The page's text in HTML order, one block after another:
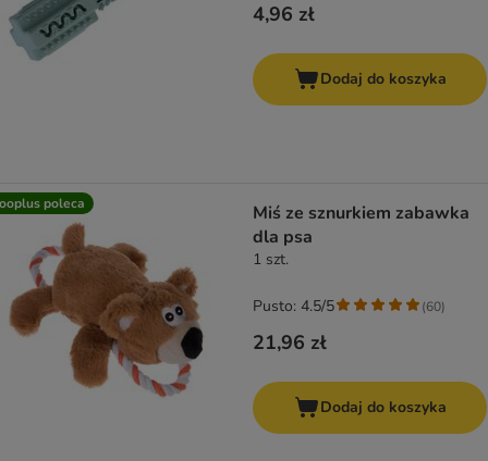
4,96 zł
Dodaj do koszyka
poleca
Miś ze sznurkiem zabawka
dla psa
1 szt.
21,96 zł
Pusto: 4.5/5 (60)
Dodaj do koszyka